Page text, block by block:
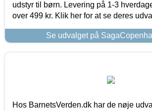
udstyr til børn. Levering på 1-3
over 499 kr. Klik her for at se deres
Se udvalget på
Hos BarnetsVerden.dk har de nøje